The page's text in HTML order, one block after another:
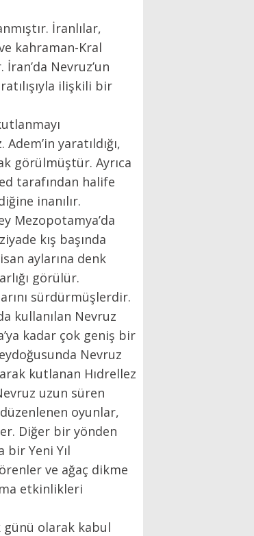
İranlılar,
kahraman-Kral
Nevruz’un
ilişkili bir
yaratıldığı,
görülmüştür. Ayrıca
tarafından halife
inanılır.
Mezopotamya’da
kış başında
aylarına denk
görülür.
sürdürmüşlerdir.
kullanılan Nevruz
kadar çok geniş bir
Nevruz
kutlanan Hıdrellez
uzun süren
oyunlar,
Diğer bir yönden
Yeni Yıl
ve ağaç dikme
etkinlikleri
günü olarak kabul